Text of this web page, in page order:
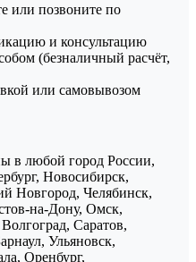
или позвоните по
и консультацию
(безналичный расчёт,
или самовывозом
в любой город России,
Новосибирск,
Новгород, Челябинск,
на-Дону, Омск,
Саратов,
Ульяновск,
Оренбург,